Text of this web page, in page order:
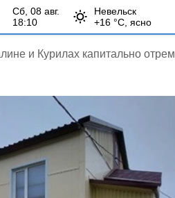
сб, 08 авг.
18:10
Невельск
+16 °С, ясно
и Курилах капитально